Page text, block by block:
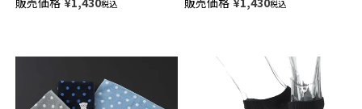
02432112
税込
ズ 02432110
税込